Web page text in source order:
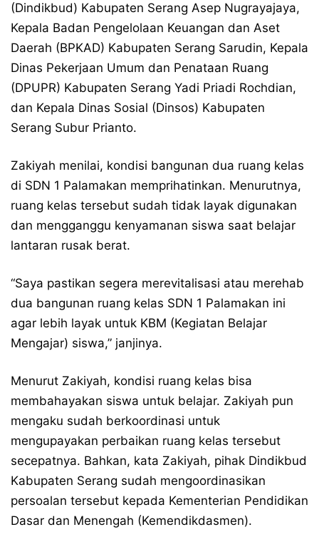
(Dindikbud) Kabupaten Serang Asep Nugrayajaya,
Kepala Badan Pengelolaan Keuangan dan Aset
Daerah (BPKAD) Kabupaten Serang Sarudin, Kepala
Dinas Pekerjaan Umum dan Penataan Ruang
(DPUPR) Kabupaten Serang Yadi Priadi Rochdian,
dan Kepala Dinas Sosial (Dinsos) Kabupaten
Serang Subur Prianto.
Zakiyah menilai, kondisi bangunan dua ruang kelas
di SDN 1 Palamakan memprihatinkan. Menurutnya,
ruang kelas tersebut sudah tidak layak digunakan
dan mengganggu kenyamanan siswa saat belajar
lantaran rusak berat.
“Saya pastikan segera merevitalisasi atau merehab
dua bangunan ruang kelas SDN 1 Palamakan ini
agar lebih layak untuk KBM (Kegiatan Belajar
Mengajar) siswa,” janjinya.
Menurut Zakiyah, kondisi ruang kelas bisa
membahayakan siswa untuk belajar. Zakiyah pun
mengaku sudah berkoordinasi untuk
mengupayakan perbaikan ruang kelas tersebut
secepatnya. Bahkan, kata Zakiyah, pihak Dindikbud
Kabupaten Serang sudah mengoordinasikan
persoalan tersebut kepada Kementerian Pendidikan
Dasar dan Menengah (Kemendikdasmen).